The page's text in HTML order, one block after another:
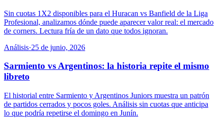
Sin cuotas 1X2 disponibles para el Huracan vs Banfield de la Liga
Profesional, analizamos dónde puede aparecer valor real: el mercado
de corners. Lectura fría de un dato que todos ignoran.
Análisis·25 de junio, 2026
Sarmiento vs Argentinos: la historia repite el mismo
libreto
El historial entre Sarmiento y Argentinos Juniors muestra un patrón
de partidos cerrados y pocos goles. Análisis sin cuotas que anticipa
lo que podría repetirse el domingo en Junín.